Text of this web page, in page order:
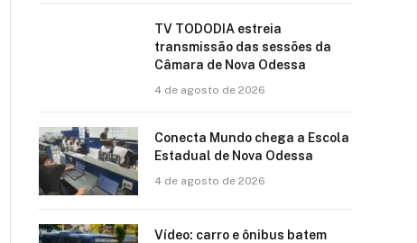
TV TODODIA estreia
transmissão das sessões da
Câmara de Nova Odessa
4 de agosto de 2026
Conecta Mundo chega a Escola
Estadual de Nova Odessa
4 de agosto de 2026
Vídeo: carro e ônibus batem